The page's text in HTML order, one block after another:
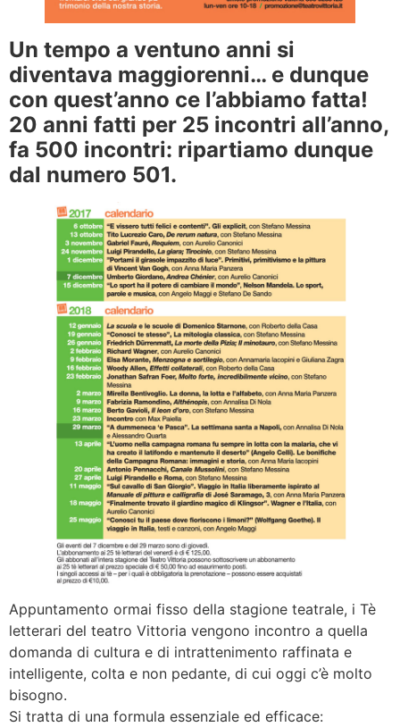
Un tempo a ventuno anni si
diventava maggiorenni… e dunque
con quest’anno ce l’abbiamo fatta!
20 anni fatti per 25 incontri all’anno,
fa 500 incontri: ripartiamo dunque
dal numero 501.
Appuntamento ormai fisso della stagione teatrale, i Tè
letterari del teatro Vittoria vengono incontro a quella
domanda di cultura e di intrattenimento raffinata e
intelligente, colta e non pedante, di cui oggi c’è molto
bisogno.
Si tratta di una formula essenziale ed efficace: